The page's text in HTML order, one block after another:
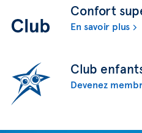
Confort
En savoir plus
Club
Devenez